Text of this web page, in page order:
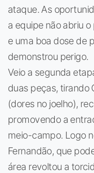
ataque. As
a equipe não abriu
e uma boa dose de
demonstrou perigo.
Veio a segunda
duas peças, tirando
(dores no joelho),
promovendo a
meio-campo. Logo
Fernandão, que
área revoltou a